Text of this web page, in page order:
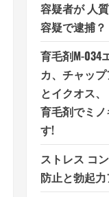
容疑者が 人
容疑で逮捕？
育毛剤M-034
カ、チャッ
とイクオス
育毛剤でミ
す!
ストレス コ
防止と勃起力